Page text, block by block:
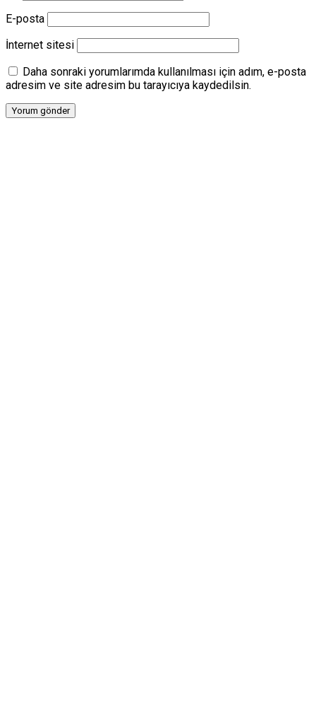
E-posta
İnternet sitesi
Daha sonraki yorumlarımda kullanılması için adım, e-posta
adresim ve site adresim bu tarayıcıya kaydedilsin.